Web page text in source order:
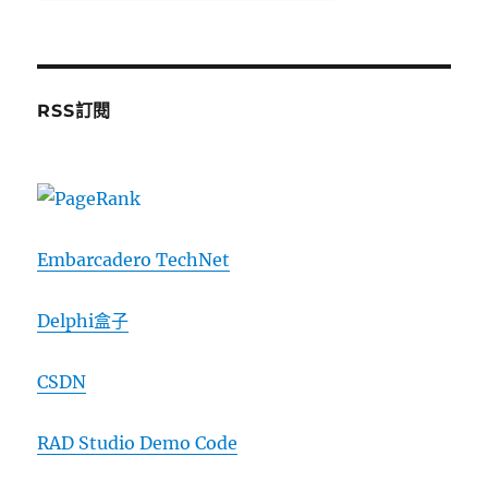
RSS訂閱
Embarcadero TechNet
Delphi盒子
CSDN
RAD Studio Demo Code